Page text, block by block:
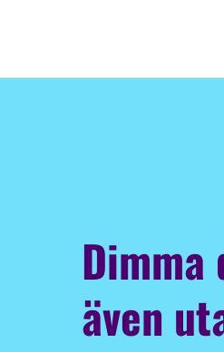
även